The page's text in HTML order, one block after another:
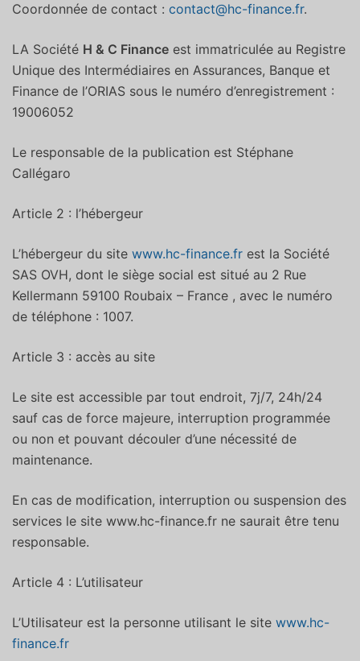
Coordonnée de contact : contact@hc-finance.fr.
LA Société H & C Finance est immatriculée au Registre
Unique des Intermédiaires en Assurances, Banque et
Finance de l’ORIAS sous le numéro d’enregistrement :
19006052
Le responsable de la publication est Stéphane
Callégaro
Article 2 : l’hébergeur
L’hébergeur du site www.hc-finance.fr est la Société
SAS OVH, dont le siège social est situé au 2 Rue
Kellermann 59100 Roubaix – France , avec le numéro
de téléphone : 1007.
Article 3 : accès au site
Le site est accessible par tout endroit, 7j/7, 24h/24
sauf cas de force majeure, interruption programmée
ou non et pouvant découler d’une nécessité de
maintenance.
En cas de modification, interruption ou suspension des
services le site www.hc-finance.fr ne saurait être tenu
responsable.
Article 4 : L’utilisateur
L’Utilisateur est la personne utilisant le site www.hc-
finance.fr